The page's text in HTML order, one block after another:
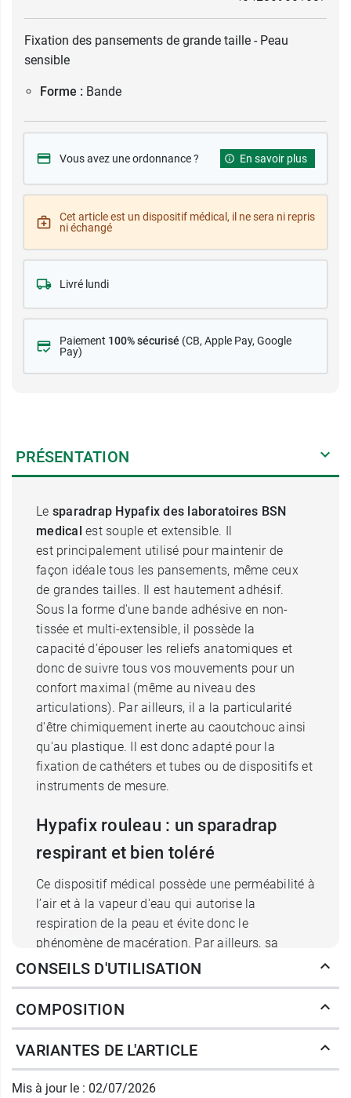
Fixation des pansements de grande taille - Peau
sensible
Forme : Bande
Vous avez une ordonnance ? En savoir plus
Cet article est un dispositif médical, il ne sera ni repris
ni échangé
Livré lundi
Paiement 100% sécurisé (CB, Apple Pay, Google
Pay)
PRÉSENTATION
Le sparadrap Hypafix des laboratoires BSN
medical est souple et extensible. Il
est principalement utilisé pour maintenir de
façon idéale tous les pansements, même ceux
de grandes tailles. Il est hautement adhésif.
Sous la forme d'une bande adhésive en non-
tissée et multi-extensible, il possède la
capacité d’épouser les reliefs anatomiques et
donc de suivre tous vos mouvements pour un
confort maximal (même au niveau des
articulations). Par ailleurs, il a la particularité
d'être chimiquement inerte au caoutchouc ainsi
qu'au plastique. Il est donc adapté pour la
fixation de cathéters et tubes ou de dispositifs et
instruments de mesure.
Hypafix rouleau : un sparadrap
respirant et bien toléré
Ce dispositif médical possède une perméabilité à
l’air et à la vapeur d'eau qui autorise la
respiration de la peau et évite donc le
phénomène de macération. Par ailleurs, sa
masse est à haute tolérance cutanée et il est
sensibles. Enfin, il agit sans comprimer et sans
Quelles sont les caractéristiques
du sparadrap Leukoplast Hypafix ?
CONSEILS D'UTILISATION
COMPOSITION
VARIANTES DE L'ARTICLE
Mis à jour le : 02/07/2026